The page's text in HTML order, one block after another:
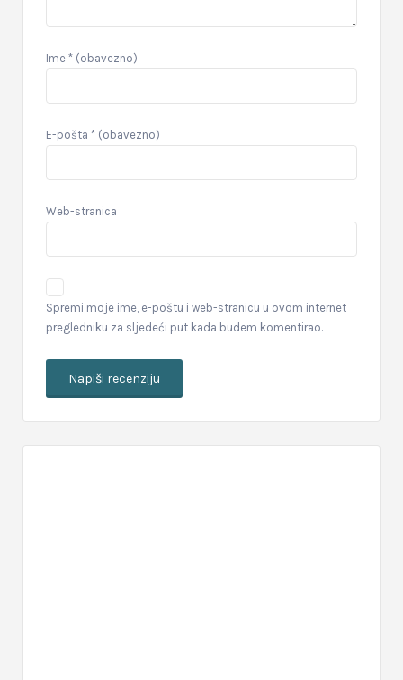
Ime * (obavezno)
E-pošta * (obavezno)
Web-stranica
Spremi moje ime, e-poštu i web-stranicu u ovom internet
pregledniku za sljedeći put kada budem komentirao.